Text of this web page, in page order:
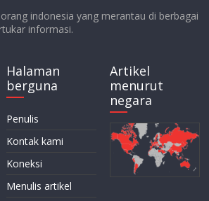
indonesia yang merantau di berbagai
informasi.
Halaman
berguna
Penulis
Kontak kami
Koneksi
Menulis artikel
Artikel
menurut
negara